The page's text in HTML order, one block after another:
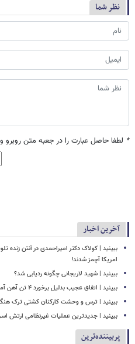
نظر شما
* لطفا حاصل عبارت را در جعبه متن روبرو
آخرین اخبار
ببینید | کولاک دکتر امیراحمدی در آنتن زنده
امریکا آچمز شدند!
ببینید | شهید لاریجانی چگونه ردیابی شد؟
ببینید | اتفاق عجیب بدلیل برخورد ۴ تن آهن آمریکایی به کره ماه
ببینید | ترس و وحشت کارکنان کشتی ترک
ببینید | جدیدترین عملیات غیرنظامی ارتش
پربیننده‌ترین